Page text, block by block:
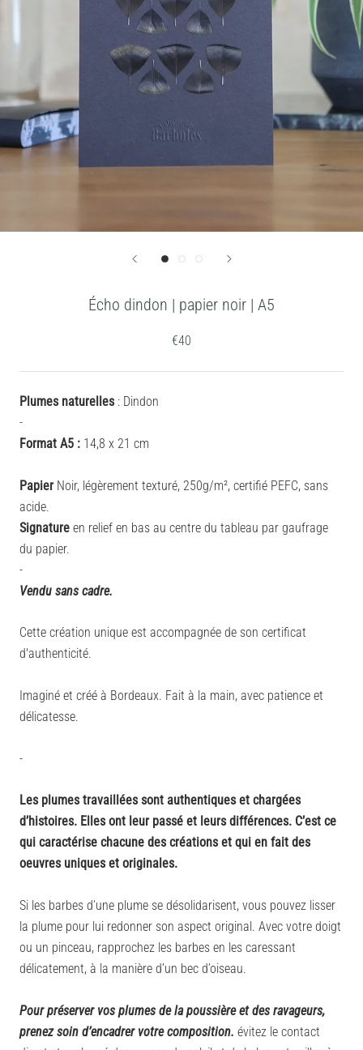
Écho dindon | papier noir | A5
€40
Plumes naturelles : Dindon
-
Format A5 : 14,8 x 21 cm
Papier Noir, légèrement texturé, 250g/m², certifié PEFC, sans
acide.
Signature en relief en bas au centre du tableau par gaufrage
du papier.
-
Vendu sans cadre.
Cette création unique est accompagnée de son certificat
d'authenticité.
Imaginé et créé à Bordeaux. Fait à la main, avec patience et
délicatesse.
-
Les plumes travaillées sont authentiques et chargées
d’histoires. Elles ont leur passé et leurs différences. C’est ce
qui caractérise chacune des créations et qui en fait des
oeuvres uniques et originales.
Si les barbes d’une plume se désolidarisent, vous pouvez lisser
la plume pour lui redonner son aspect original. Avec votre doigt
ou un pinceau, rapprochez les barbes en les caressant
délicatement, à la manière d’un bec d’oiseau.
Pour préserver vos plumes de la poussière et des ravageurs,
prenez soin d’encadrer votre composition. évitez le contact